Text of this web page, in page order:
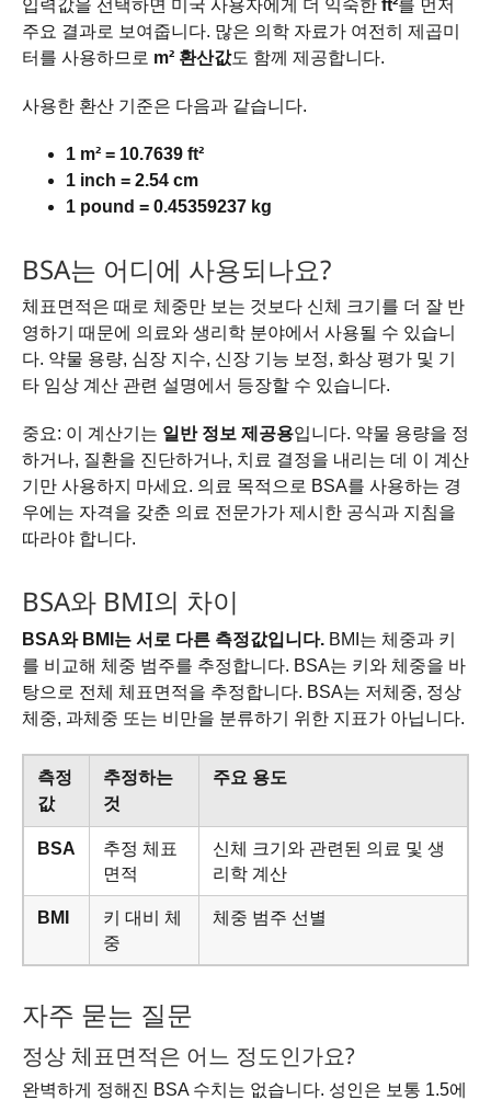
입력값을 선택하면 미국 사용자에게 더 익숙한 ft²를 먼저
주요 결과로 보여줍니다. 많은 의학 자료가 여전히 제곱미
터를 사용하므로 m² 환산값도 함께 제공합니다.
사용한 환산 기준은 다음과 같습니다.
1 m² = 10.7639 ft²
1 inch = 2.54 cm
1 pound = 0.45359237 kg
BSA는 어디에 사용되나요?
체표면적은 때로 체중만 보는 것보다 신체 크기를 더 잘 반
영하기 때문에 의료와 생리학 분야에서 사용될 수 있습니
다. 약물 용량, 심장 지수, 신장 기능 보정, 화상 평가 및 기
타 임상 계산 관련 설명에서 등장할 수 있습니다.
중요: 이 계산기는 일반 정보 제공용입니다. 약물 용량을 정
하거나, 질환을 진단하거나, 치료 결정을 내리는 데 이 계산
기만 사용하지 마세요. 의료 목적으로 BSA를 사용하는 경
우에는 자격을 갖춘 의료 전문가가 제시한 공식과 지침을
따라야 합니다.
BSA와 BMI의 차이
BSA와 BMI는 서로 다른 측정값입니다. BMI는 체중과 키
를 비교해 체중 범주를 추정합니다. BSA는 키와 체중을 바
탕으로 전체 체표면적을 추정합니다. BSA는 저체중, 정상
체중, 과체중 또는 비만을 분류하기 위한 지표가 아닙니다.
측정
값
추정하는
것
주요 용도
BSA
추정 체표
면적
신체 크기와 관련된 의료 및 생
리학 계산
BMI
키 대비 체
중
체중 범주 선별
자주 묻는 질문
정상 체표면적은 어느 정도인가요?
완벽하게 정해진 BSA 수치는 없습니다. 성인은 보통 1.5에